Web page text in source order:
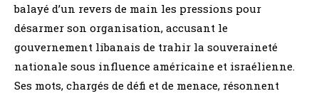
balayé d’un revers de main les pressions pour
désarmer son organisation, accusant le
gouvernement libanais de trahir la souveraineté
nationale sous influence américaine et israélienne.
Ses mots, chargés de défi et de menace, résonnent